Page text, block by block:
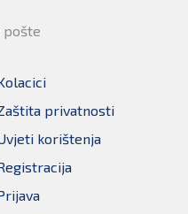
pošte
privatnosti
korištenja